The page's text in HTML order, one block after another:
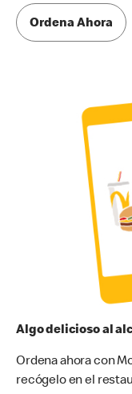
Ordena Ahora
Algo delicioso al
Ordena ahora con
recógelo en el